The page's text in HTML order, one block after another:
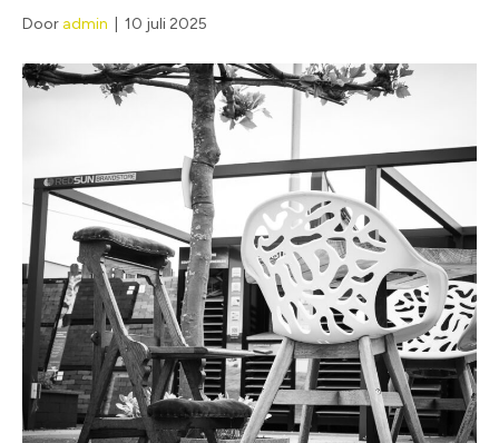
Door admin 10 juli 2025